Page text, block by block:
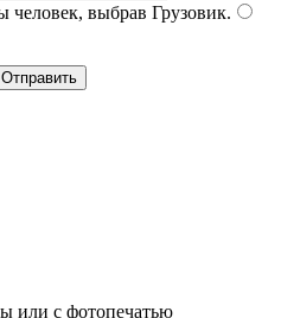
человек, выбрав Грузовик.
или с фотопечатью